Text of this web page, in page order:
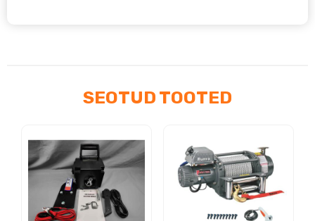
SEOTUD TOOTED